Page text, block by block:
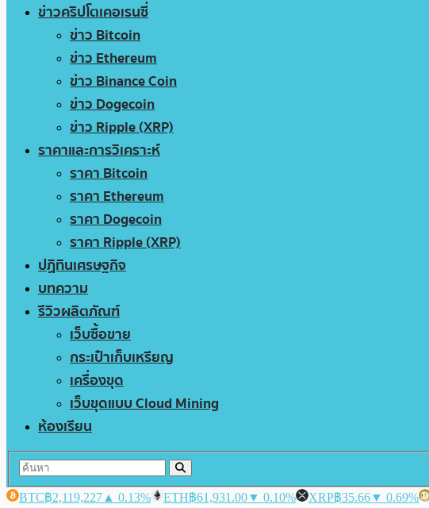
ข่าวคริปโตเคอเรนซี่
ข่าว Bitcoin
ข่าว Ethereum
ข่าว Binance Coin
ข่าว Dogecoin
ข่าว Ripple (XRP)
ราคาและการวิเคราะห์
ราคา Bitcoin
ราคา Ethereum
ราคา Dogecoin
ราคา Ripple (XRP)
ปฏิทินเศรษฐกิจ
บทความ
รีวิวผลิตภัณฑ์
เว็บซื้อขาย
กระเป๋าเก็บเหรียญ
เครื่องขุด
เว็บขุดแบบ Cloud Mining
ห้องเรียน
BTC฿2,119,227 ▲ 0.13% ETH฿61,931.00▼ 0.10% XRP฿35.66▼ 0.69%